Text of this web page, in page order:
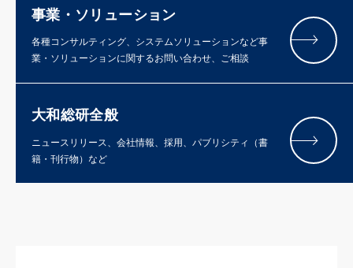
事業・ソリューション
各種コンサルティング、システムソリューションなど事
業・ソリューションに関するお問い合わせ、ご相談
大和総研全般
ニュースリリース、会社情報、採用、パブリシティ（書
籍・刊行物）など